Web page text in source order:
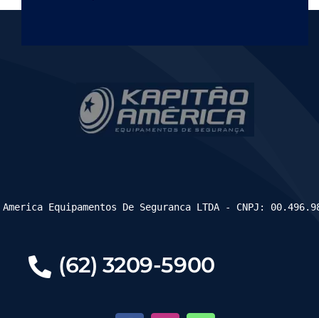
(62) 3209-5900
Equipamentos De Seguranca LTDA - CNPJ: